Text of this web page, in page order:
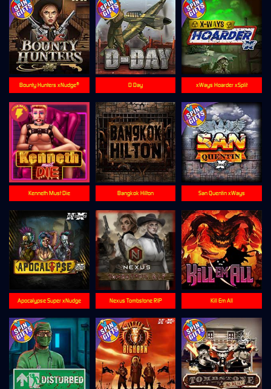
Kill Em All
Apocalypse Super xNudge
Bangkok Hilton
Nexus Tombstone RIP
Kenneth Must Die
Bounty Hunters xNudge®
San Quentin xWays
xWays Hoarder xSplit
D Day